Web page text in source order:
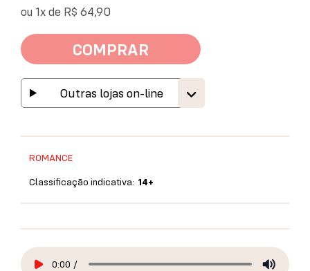
COMPRAR
ou 1x de R$ 64,90
Outras lojas on-line
ROMANCE
Classificação indicativa: 14+
0:00 /